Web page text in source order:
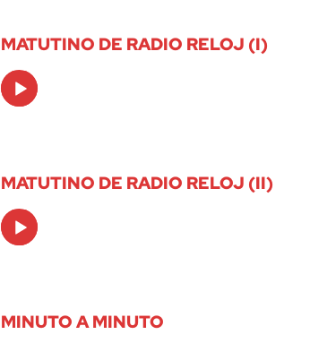
MATUTINO DE RADIO RELOJ (I)
Audio
Player
MATUTINO DE RADIO RELOJ (II)
Audio
Player
MINUTO A MINUTO